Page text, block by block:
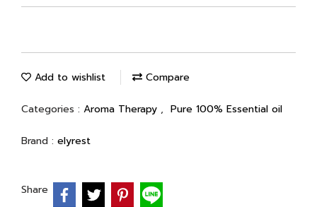
Add to wishlist Compare
Categories : Aroma Therapy , Pure 100% Essential oil
Brand : elyrest
Share